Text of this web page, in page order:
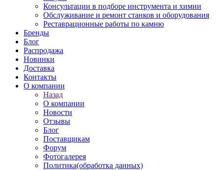
Консультации в подборе инструмента и химии
Обслуживание и ремонт станков и оборудования
Реставрационные работы по камню
Бренды
Блог
Распродажа
Новинки
Доставка
Контакты
О компании
Назад
О компании
Новости
Отзывы
Блог
Поставщикам
Форум
Фотогалерея
Политика(обработка данных)